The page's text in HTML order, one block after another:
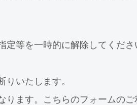
等を一時的に解除してくださ
いたします。
ります。こちらのフォームのご